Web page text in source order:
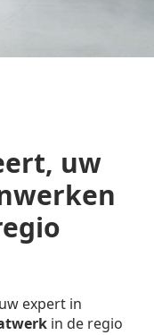
uw
expert in
in de regio